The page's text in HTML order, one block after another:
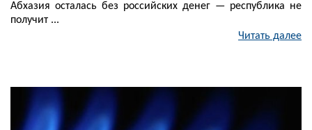
Абхазия осталась без российских денег — республика не
получит ...
Читать далее